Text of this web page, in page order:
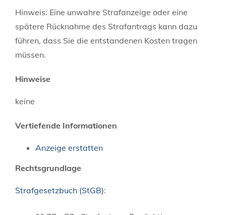
Hinweis: Eine unwahre Strafanzeige oder eine
spätere Rücknahme des Strafantrags kann dazu
führen, dass Sie die entstandenen Kosten tragen
müssen.
Hinweise
keine
Vertiefende Informationen
Anzeige erstatten
Rechtsgrundlage
Strafgesetzbuch (StGB):